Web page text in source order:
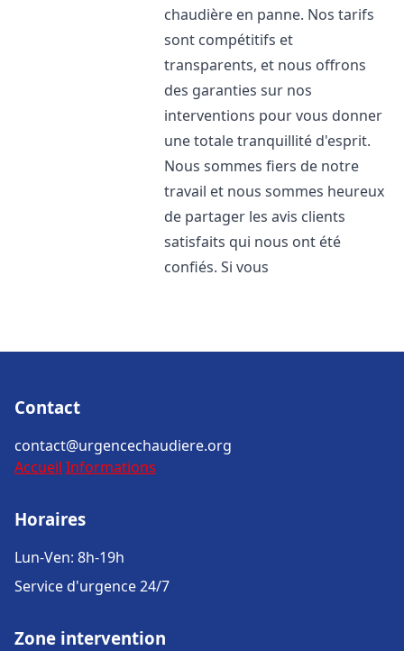
chaudière en panne. Nos tarifs
sont compétitifs et
transparents, et nous offrons
des garanties sur nos
interventions pour vous donner
une totale tranquillité d'esprit.
Nous sommes fiers de notre
travail et nous sommes heureux
de partager les avis clients
satisfaits qui nous ont été
confiés. Si vous
Contact
contact@urgencechaudiere.org
Accueil Informations
Horaires
Lun-Ven: 8h-19h
Service d'urgence 24/7
Zone intervention